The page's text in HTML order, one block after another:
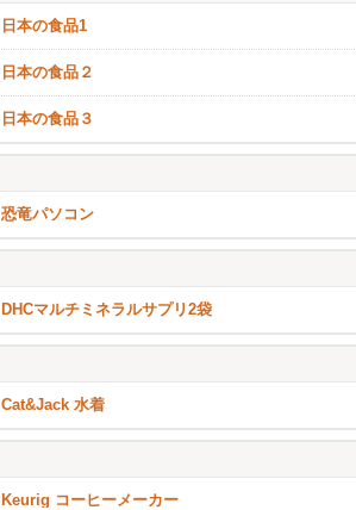
日本の食品1
日本の食品２
日本の食品３
恐竜パソコン
DHCマルチミネラルサプリ2袋
Cat&Jack 水着
Keurig コーヒーメーカー